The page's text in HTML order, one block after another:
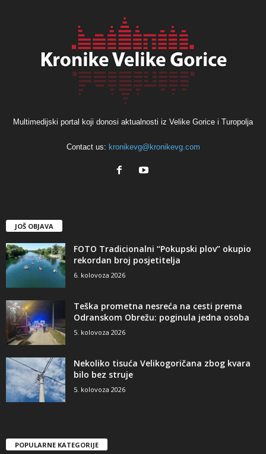
Multimedijski portal koji donosi aktualnosti iz Velike Gorice i Turopolja
Contact us: kronikevg@kronikevg.com
JOŠ OBJAVA
FOTO Tradicionalni “Pokupski plov” okupio
rekordan broj posjetitelja
6. kolovoza 2026
Teška prometna nesreća na cesti prema
Odranskom Obrežu: poginula jedna osoba
5. kolovoza 2026
Nekoliko tisuća Velikogoričana zbog kvara
bilo bez struje
5. kolovoza 2026
POPULARNE KATEGORIJE